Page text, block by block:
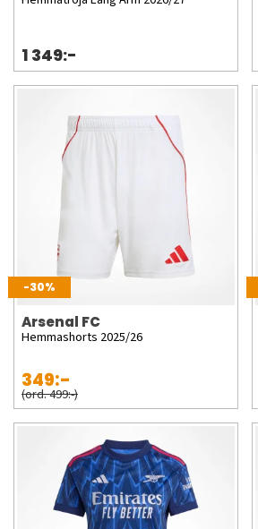
1 349:-
-30%
Arsenal FC
Hemmashorts 2025/26
349:-
(ord. 499:-)